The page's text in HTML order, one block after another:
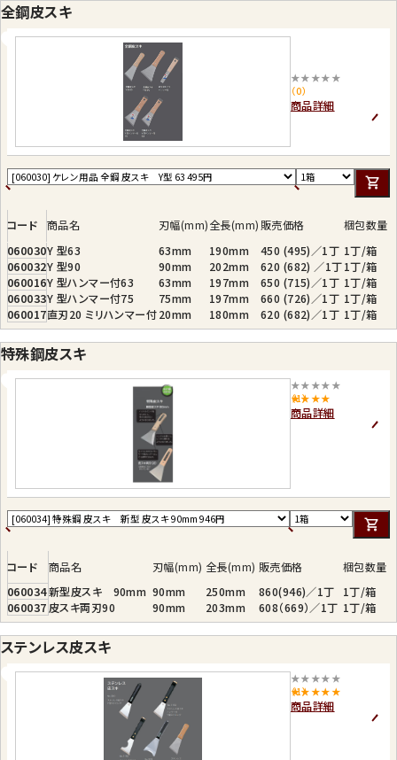
全鋼皮スキ
★★★★★
（0）
商品詳細
コード 商品名 刃幅(mm)全長(mm) 販売価格
梱包数量
060030Y 型63 63mm 190mm 450 (495)／1丁 1丁/箱
060032Y 型90 90mm 202mm 620 (682) ／1丁1丁/箱
060016Y 型ハンマー付63 63mm 197mm 650 (715)／1丁 1丁/箱
060033Y 型ハンマー付75 75mm 197mm 660 (726)／1丁 1丁/箱
060017直刃20 ミリハンマー付20mm 180mm 620 (682)／1丁 1丁/箱
特殊鋼皮スキ
★★★★★
（1）
商品詳細
コード 商品名 刃幅(mm) 全長(mm) 販売価格
梱包数量
060034新型皮スキ 90mm 90mm 250mm 860(946)／1丁
1丁/箱
060037皮スキ両刃90 90mm 203mm 608（669）／1丁 1丁/箱
ステンレス皮スキ
★★★★★
（1）
商品詳細